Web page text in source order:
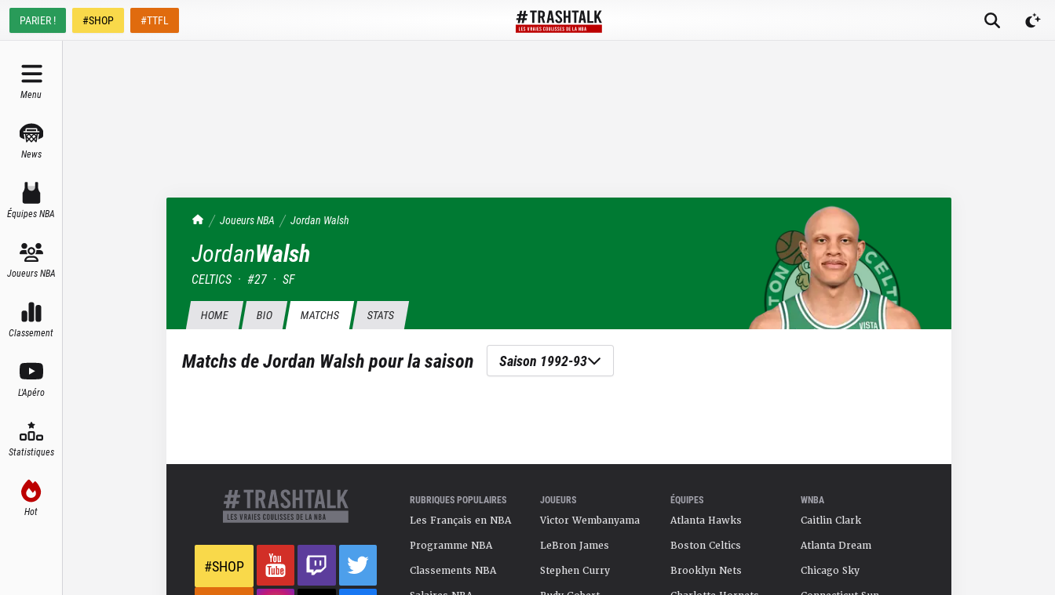
PARIER ! #SHOP #TTFL
Menu
News
Équipes NBA
Joueurs NBA
Classement
L'Apéro
Statistiques
Hot
TrashTalk Actu NBA
Joueurs NBA Jordan Walsh
JordanWalsh
CELTICS · #27 · SF
HOME BIO MATCHS STATS
Matchs deJordan Walshpour la saison Saison 1992-93
#SHOP
RUBRIQUES POPULAIRES
Les Français en NBA
Programme NBA
Classements NBA
JOUEURS
Victor Wembanyama
LeBron James
Stephen Curry
ÉQUIPES
Atlanta Hawks
Boston Celtics
Brooklyn Nets
WNBA
Caitlin Clark
Atlanta Dream
Chicago Sky